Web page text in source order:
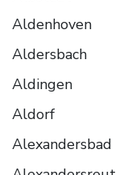
Aldenhoven
Aldersbach
Aldingen
Aldorf
Alexandersbad